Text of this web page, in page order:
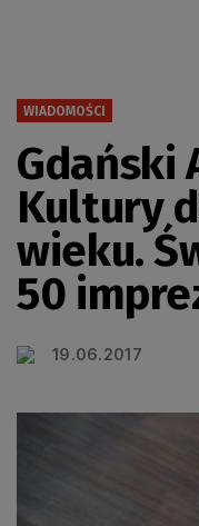
WIADOMOŚCI
Gdański
Kultury
wieku.
50
19.06.2017